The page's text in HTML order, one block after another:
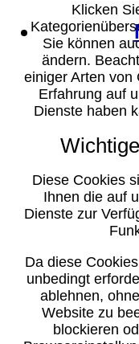
Klicken
Sie können
ändern.
einiger Arten von
Erfahrung auf
Dienste haben
Diese Cookies
Ihnen die auf
Dienste zur
Da diese
unbedingt
ablehnen,
Website zu
blockieren